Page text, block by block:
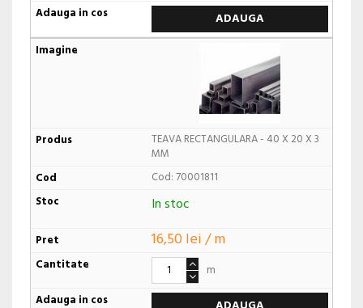
ADAUGA
TEAVA RECTANGULARA - 40 X 20 X 3
MM
Cod: 70001811
In stoc
16,50 lei / m
m